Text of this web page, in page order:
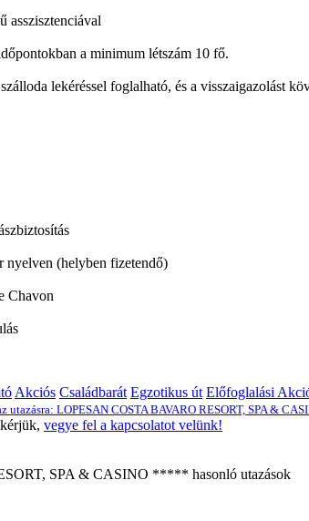
asszisztenciával
a minimum létszám 10 fő.
lekéréssel foglalható, és a visszaigazolást
nyelven (helyben fizetendő)
Chavon
Akciós Családbarát Egzotikus út Előfoglalási
utazásra: LOPESAN COSTA BAVARO RESORT, SPA &
vegye fel a kapcsolatot velünk!
SPA & CASINO ***** hasonló utazások